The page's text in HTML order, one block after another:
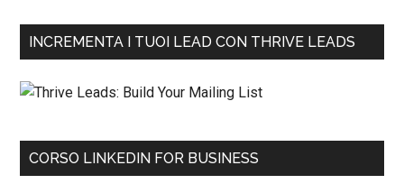
INCREMENTA I TUOI LEAD CON THRIVE LEADS
CORSO LINKEDIN FOR BUSINESS